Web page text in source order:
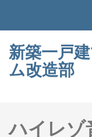
新築一戸
ム改造部
ハイレゾ